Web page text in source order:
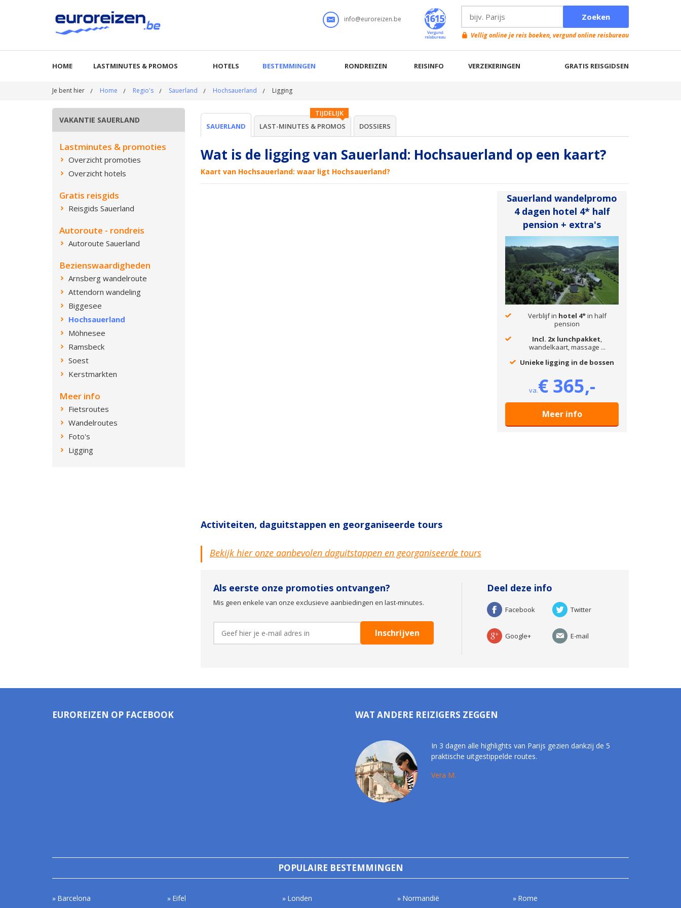
info@euroreizen.be
Vellig online je reis boeken, vergund online reisbureau
HOME LASTMINUTES & PROMOS HOTELS BESTEMMINGEN RONDREIZEN REISINFO VERZEKERINGEN GRATIS REISGIDSEN
Je bent hier Home Regio's Sauerland Hochsauerland Ligging
VAKANTIE SAUERLAND
Lastminutes & promoties
Overzicht promoties
Overzicht hotels
Gratis reisgids
Reisgids Sauerland
Autoroute - rondreis
Autoroute Sauerland
Bezienswaardigheden
Arnsberg wandelroute
Attendorn wandeling
Biggesee
Hochsauerland
Möhnesee
Ramsbeck
Soest
Kerstmarkten
Meer info
Fietsroutes
Wandelroutes
Foto's
Ligging
SAUERLAND
TIJDELIJK
LAST-MINUTES & PROMOS
DOSSIERS
Wat is de ligging van Sauerland: Hochsauerland op een kaart?
Kaart van Hochsauerland: waar ligt Hochsauerland?
Sauerland wandelpromo
4 dagen hotel 4* half
pension + extra's
Verblijf in hotel 4*in half
pension
Incl. 2x lunchpakket,
wandelkaart, massage ...
Unieke ligging in de bossen
va.€ 365,-
Meer info
Activiteiten, daguitstappen en georganiseerde tours
Bekijk hier onze aanbevolen daguitstappen en georganiseerde tours
Als eerste onze promoties ontvangen?
Mis geen enkele van onze exclusieve aanbiedingen en last-minutes.
Deel deze info
Facebook Twitter
Google+ E-mail
EUROREIZEN OP FACEBOOK WAT ANDERE REIZIGERS ZEGGEN
In 3 dagen alle highlights van Parijs gezien dankzij de 5
praktische uitgestippelde routes.
Vera M.
POPULAIRE BESTEMMINGEN
Barcelona Eifel Londen Normandië Rome